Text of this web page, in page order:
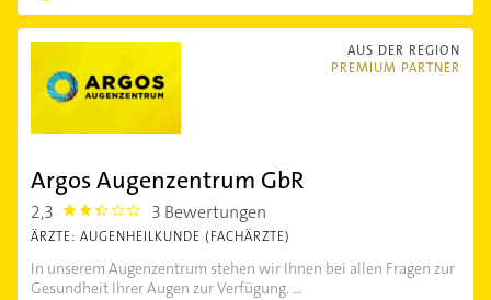
AUS DER REGION
PREMIUM PARTNER
Argos Augenzentrum GbR
2,3 2.3 3 Bewertungen
ÄRZTE: AUGENHEILKUNDE (FACHÄRZTE)
In unserem Augenzentrum stehen wir Ihnen bei allen Fragen zur
Gesundheit Ihrer Augen zur Verfügung. ...